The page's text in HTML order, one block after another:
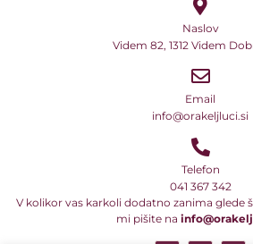
Naslov
Videm 82, 1312 Videm
Email
info@orakeljluci.si
Telefon
041 367 342
V kolikor vas karkoli dodatno zanima glede
mi pišite na